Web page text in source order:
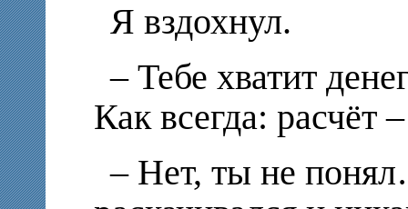
Я вздохнул.
– Тебе хватит
Как всегда: расчёт
– Нет, ты не